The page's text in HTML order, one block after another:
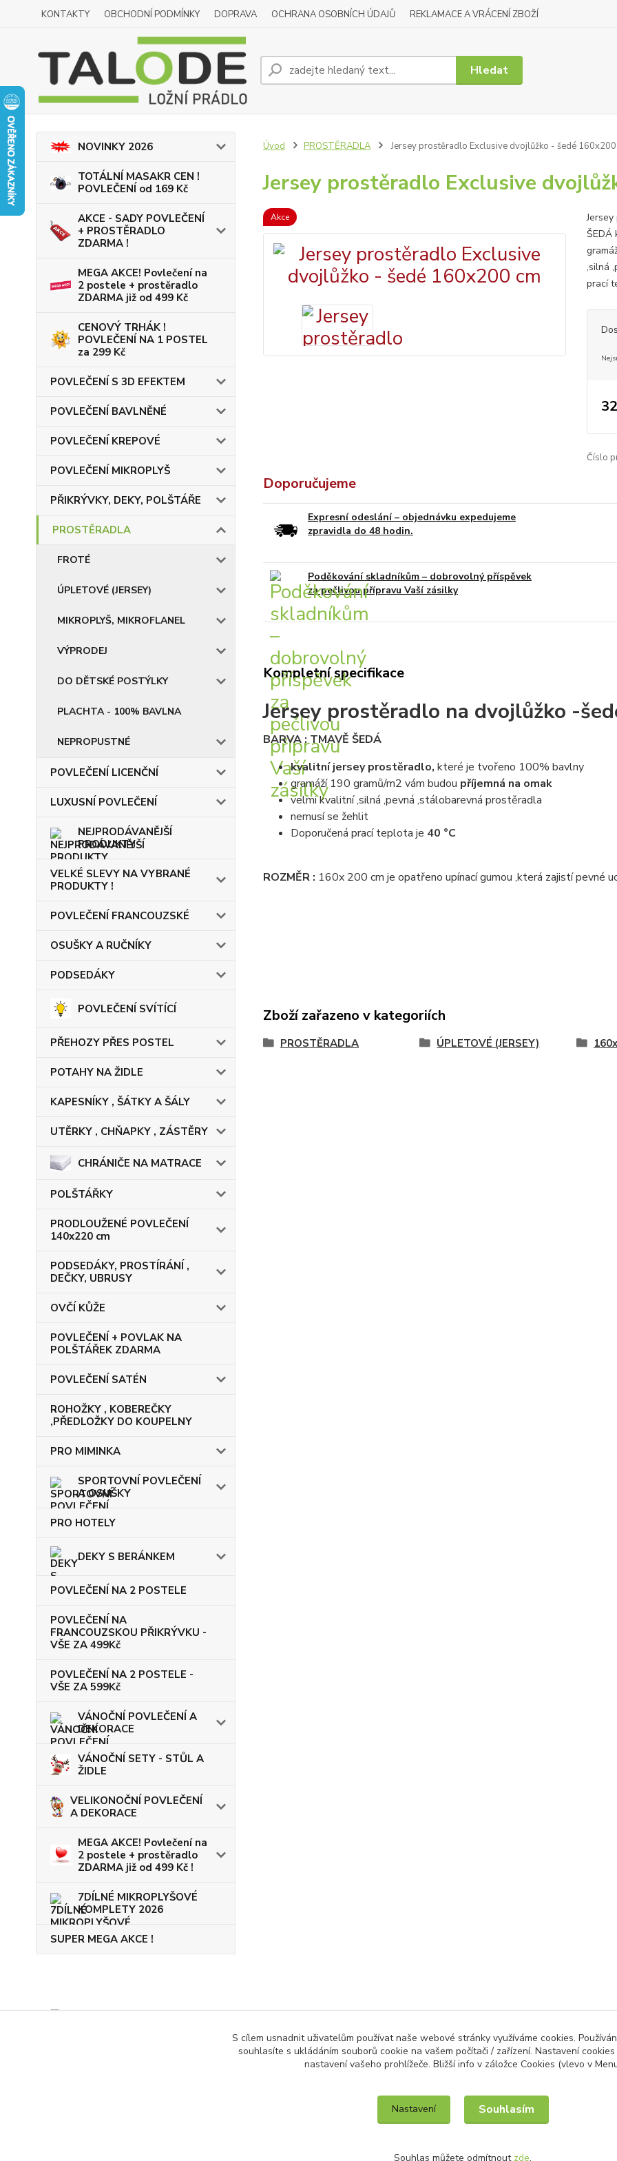
KONTAKTY OBCHODNÍ PODMÍNKY DOPRAVA OCHRANA OSOBNÍCH ÚDAJŮ REKLAMACE A VRÁCENÍ ZBOŽÍ
Hledat
NOVINKY 2026
TOTÁLNÍ MASAKR CEN !
POVLEČENÍ od 169 Kč
AKCE - SADY POVLEČENÍ
+ PROSTĚRADLO
ZDARMA !
MEGA AKCE! Povlečení na
2 postele + prostěradlo
ZDARMA již od 499 Kč
CENOVÝ TRHÁK !
POVLEČENÍ NA 1 POSTEL
za 299 Kč
POVLEČENÍ S 3D EFEKTEM
POVLEČENÍ BAVLNĚNÉ
POVLEČENÍ KREPOVÉ
POVLEČENÍ MIKROPLYŠ
PŘIKRÝVKY, DEKY, POLŠTÁŘE
PROSTĚRADLA
FROTÉ
ÚPLETOVÉ (JERSEY)
MIKROPLYŠ, MIKROFLANEL
VÝPRODEJ
DO DĚTSKÉ POSTÝLKY
PLACHTA - 100% BAVLNA
NEPROPUSTNÉ
POVLEČENÍ LICENČNÍ
LUXUSNÍ POVLEČENÍ
NEJPRODÁVANĚJŠÍ
PRODUKTY
VELKÉ SLEVY NA VYBRANÉ
PRODUKTY !
POVLEČENÍ FRANCOUZSKÉ
OSUŠKY A RUČNÍKY
PODSEDÁKY
POVLEČENÍ SVÍTÍCÍ
PŘEHOZY PŘES POSTEL
POTAHY NA ŽIDLE
KAPESNÍKY , ŠÁTKY A ŠÁLY
UTĚRKY , CHŇAPKY , ZÁSTĚRY
CHRÁNIČE NA MATRACE
POLŠTÁŘKY
PRODLOUŽENÉ POVLEČENÍ
140x220 cm
PODSEDÁKY, PROSTÍRÁNÍ ,
DEČKY, UBRUSY
OVČÍ KŮŽE
POVLEČENÍ + POVLAK NA
POLŠTÁŘEK ZDARMA
POVLEČENÍ SATÉN
ROHOŽKY , KOBEREČKY
,PŘEDLOŽKY DO KOUPELNY
PRO MIMINKA
SPORTOVNÍ POVLEČENÍ
A OSUŠKY
PRO HOTELY
DEKY S BERÁNKEM
POVLEČENÍ NA 2 POSTELE
POVLEČENÍ NA
FRANCOUZSKOU PŘIKRÝVKU -
VŠE ZA 499Kč
POVLEČENÍ NA 2 POSTELE -
VŠE ZA 599Kč
VÁNOČNÍ POVLEČENÍ A
DEKORACE
VÁNOČNÍ SETY - STŮL A
ŽIDLE
VELIKONOČNÍ POVLEČENÍ
A DEKORACE
MEGA AKCE! Povlečení na
2 postele + prostěradlo
ZDARMA již od 499 Kč !
7DÍLNÉ MIKROPLYŠOVÉ
KOMPLETY 2026
SUPER MEGA AKCE !
Úvod PROSTĚRADLA Jersey prostěradlo Exclusive dvojlůžko - šedé 160x200
Jersey prostěradlo Exclusive
Akce
ŠEDÁ
,silná
prací
Číslo
Doporučujeme
Expresní odeslání – objednávku expedujeme
zpravidla do 48 hodin.
Poděkování skladníkům – dobrovolný příspěvek
za pečlivou přípravu Vaší zásilky
Kompletní specifikace
Jersey prostěradlo na dvojlůžko -
BARVA : TMAVĚ ŠEDÁ
kvalitní jersey prostěradlo, které je tvořeno 100% bavlny
gramáží 190 gramů/m2 vám budou příjemná na omak
velmi kvalitní ,silná ,pevná ,stálobarevná prostěradla
nemusí se žehlit
Doporučená prací teplota je 40 °C
ROZMĚR : 160x 200 cm je opatřeno upínací gumou ,která zajistí pevné
Zboží zařazeno v kategoriích
PROSTĚRADLA ÚPLETOVÉ (JERSEY)
S cílem usnadnit uživatelům používat naše webové stránky využíváme cookies.
souhlasíte s ukládáním souborů cookie na vašem počítači / zařízení. Nastavení
nastavení vašeho prohlížeče. Bližší info v záložce Cookies (vlevo v
Nastavení Souhlasím
Souhlas můžete odmítnout zde.